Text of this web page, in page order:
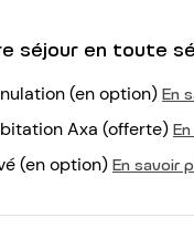
séjour en toute
(en option) En
Axa (offerte)
(en option) En savoir